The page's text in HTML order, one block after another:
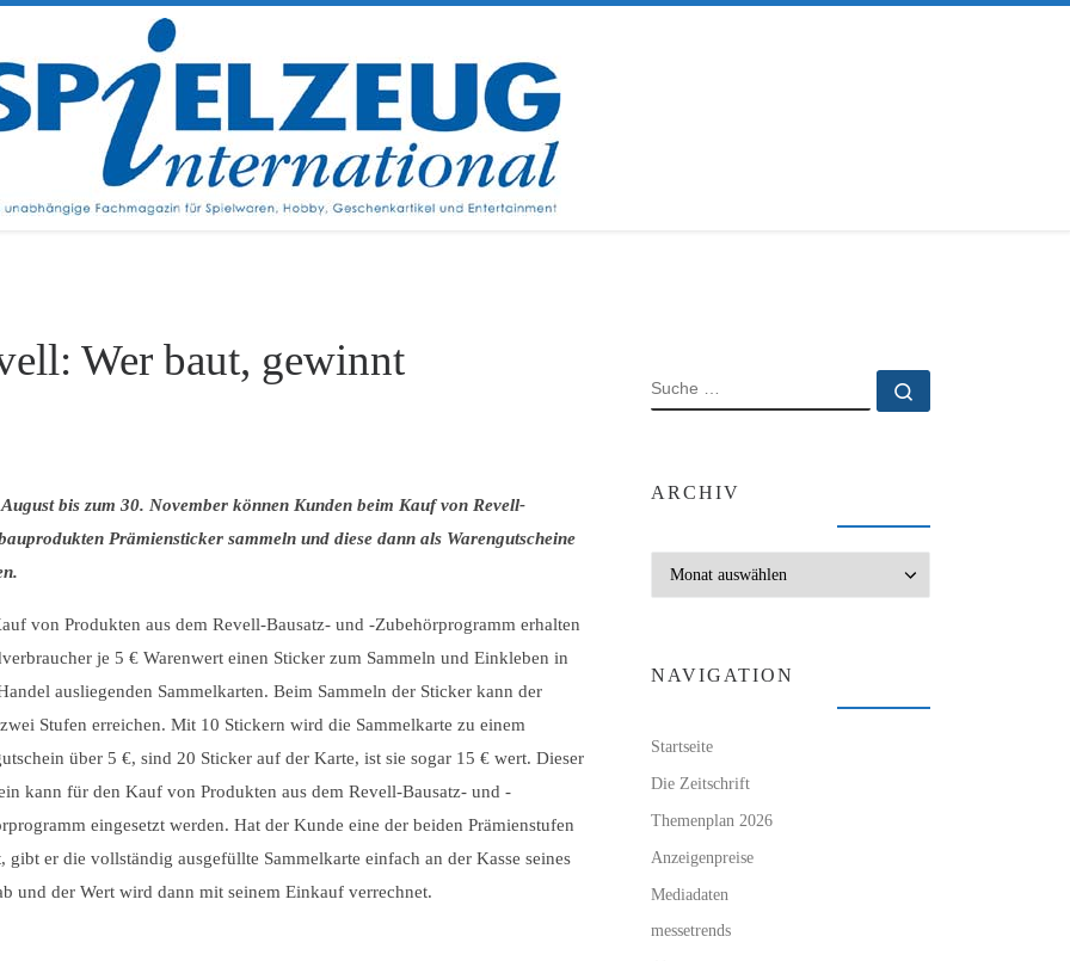
Wer baut, gewinnt
bis zum 30. November können Kunden beim Kauf von Revell-
Prämiensticker sammeln und diese dann als Warengutscheine
von Produkten aus dem Revell-Bausatz- und -Zubehörprogramm erhalten
je 5 € Warenwert einen Sticker zum Sammeln und Einkleben in
ausliegenden Sammelkarten. Beim Sammeln der Sticker kann der
Stufen erreichen. Mit 10 Stickern wird die Sammelkarte zu einem
über 5 €, sind 20 Sticker auf der Karte, ist sie sogar 15 € wert. Dieser
kann für den Kauf von Produkten aus dem Revell-Bausatz- und -
eingesetzt werden. Hat der Kunde eine der beiden Prämienstufen
gibt er die vollständig ausgefüllte Sammelkarte einfach an der Kasse seines
und der Wert wird dann mit seinem Einkauf verrechnet.
SUCHE
ARCHIV
NAVIGATION
Startseite
Die Zeitschrift
Themenplan 2026
Anzeigenpreise
Mediadaten
messetrends